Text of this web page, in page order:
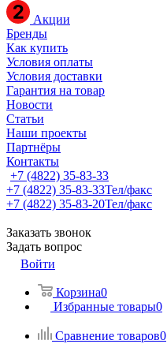
Акции
Бренды
Как купить
Условия оплаты
Условия доставки
Гарантия на товар
Новости
Статьи
Наши проекты
Партнёры
Контакты
+7 (4822) 35-83-33
+7 (4822) 35-83-33Тел/факс
+7 (4822) 35-83-20Тел/факс
Заказать звонок
Задать вопрос
Войти
Корзина0
Избранные товары0
Сравнение товаров0